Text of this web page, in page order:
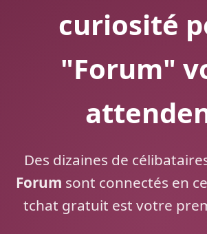
curiosité
"Forum"
Des dizaines de
Forum sont connectés en
tchat gratuit est votre